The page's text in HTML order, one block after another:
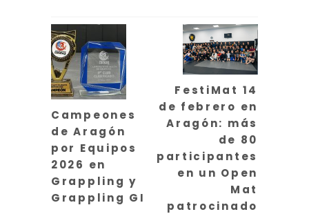
Campeones
de Aragón
por Equipos
2026 en
Grappling y
Grappling GI
FestiMat 14
de febrero en
Aragón: más
de 80
participantes
en un Open
Mat
patrocinado